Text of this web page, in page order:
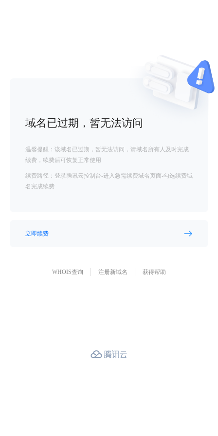
域名已过期，暂无法访问
温馨提醒：该域名已过期，暂无法访问，请域名所有人及时完成
续费，续费后可恢复正常使用
续费路径：登录腾讯云控制台-进入急需续费域名页面-勾选续费域
名完成续费
立即续费
WHOIS查询 注册新域名 获得帮助